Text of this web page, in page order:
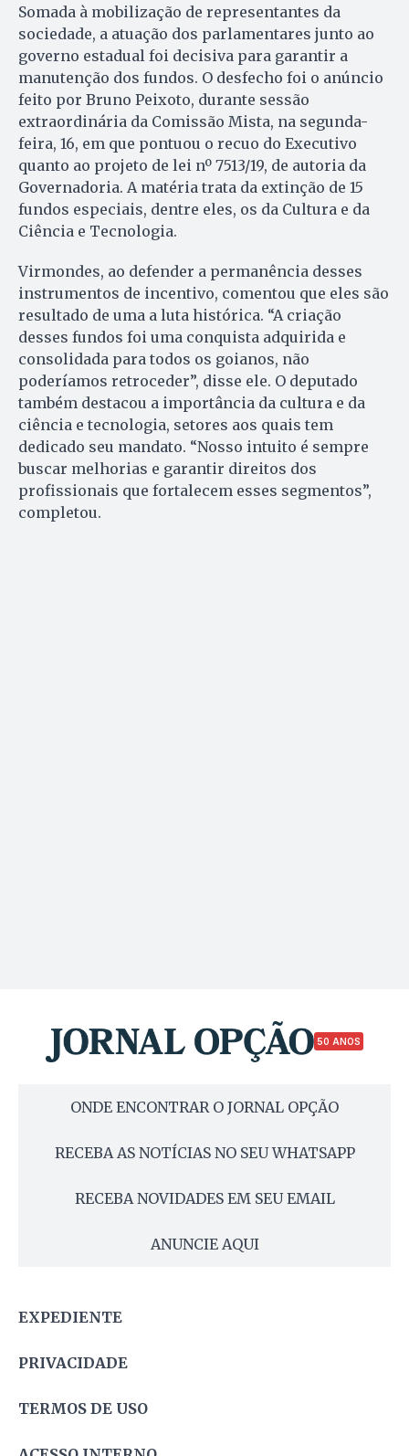
Somada à mobilização de representantes da
sociedade, a atuação dos parlamentares junto ao
governo estadual foi decisiva para garantir a
manutenção dos fundos. O desfecho foi o anúncio
feito por Bruno Peixoto, durante sessão
extraordinária da Comissão Mista, na segunda-
feira, 16, em que pontuou o recuo do Executivo
quanto ao projeto de lei nº 7513/19, de autoria da
Governadoria. A matéria trata da extinção de 15
fundos especiais, dentre eles, os da Cultura e da
Ciência e Tecnologia.
Virmondes, ao defender a permanência desses
instrumentos de incentivo, comentou que eles são
resultado de uma a luta histórica. “A criação
desses fundos foi uma conquista adquirida e
consolidada para todos os goianos, não
poderíamos retroceder”, disse ele. O deputado
também destacou a importância da cultura e da
ciência e tecnologia, setores aos quais tem
dedicado seu mandato. “Nosso intuito é sempre
buscar melhorias e garantir direitos dos
profissionais que fortalecem esses segmentos”,
completou.
50 ANOS
ONDE ENCONTRAR O JORNAL OPÇÃO
RECEBA AS NOTÍCIAS NO SEU WHATSAPP
RECEBA NOVIDADES EM SEU EMAIL
ANUNCIE AQUI
EXPEDIENTE
PRIVACIDADE
TERMOS DE USO